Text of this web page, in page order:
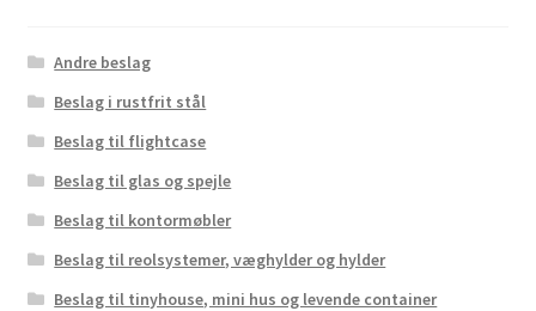
Andre beslag
Beslag i rustfrit stål
Beslag til flightcase
Beslag til glas og spejle
Beslag til kontormøbler
Beslag til reolsystemer, væghylder og hylder
Beslag til tinyhouse, mini hus og levende container